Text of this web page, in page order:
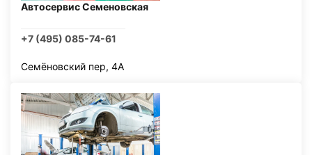
Автосервис Семеновская
+7 (495) 085-74-61
Семёновский пер, 4А